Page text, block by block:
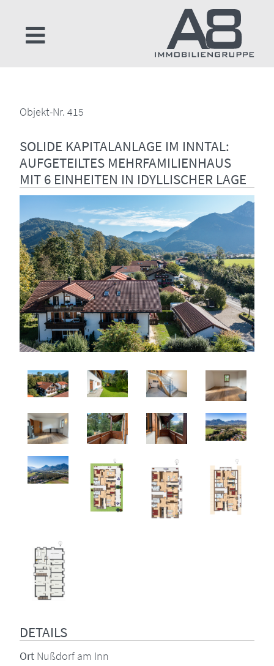
Objekt-Nr. 415
SOLIDE KAPITALANLAGE IM INNTAL:
AUFGETEILTES MEHRFAMILIENHAUS
MIT 6 EINHEITEN IN IDYLLISCHER LAGE
DETAILS
Ort Nußdorf am Inn